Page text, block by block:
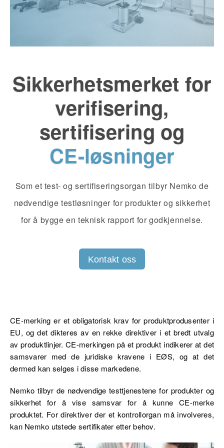
Sikkerhetsmerket for
verifisering,
sertifisering og
CE-løsninger
Som et test- og sertifiseringsorgan tilbyr Nemko de
nødvendige testløsninger for produkter og sikkerhet
for å bygge en teknisk rapport for godkjennelse.
Kontakt oss
CE-merking er et obligatorisk krav for produktprodusenter i
EU, og det dikteres av en rekke direktiver i et bredt utvalg
av produktlinjer. CE-merkingen på et produkt indikerer at det
samsvarer med de juridiske kravene i EØS, og at det
dermed kan selges i disse markedene.
Nemko tilbyr de nødvendige testtjenestene for produkter og
sikkerhet for å vise samsvar for å kunne CE-merke
produktet. For direktiver der et kontrollorgan må involveres,
kan Nemko utstede sertifikater etter behov.